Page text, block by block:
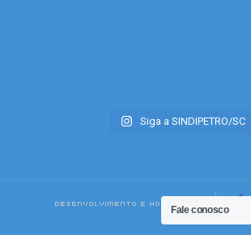
Siga a SINDIPETRO/SC
Fale conosco